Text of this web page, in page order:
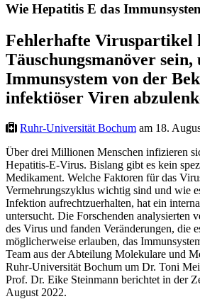
Wie Hepatitis E das
Fehlerhafte Viruspartikel
Täuschungsmanöver sein,
Immunsystem von der
infektiöser Viren
Ruhr-Universität Bochum am 18.
Über drei Millionen Menschen infizieren
Hepatitis-E-Virus. Bislang gibt es kein
Medikament. Welche Faktoren für das
Vermehrungszyklus wichtig sind und wie
Infektion aufrechtzuerhalten, hat ein
untersucht. Die Forschenden analysierten
des Virus und fanden Veränderungen, die
möglicherweise erlauben, das
Team aus der Abteilung Molekulare und
Ruhr-Universität Bochum um Dr. Toni
Prof. Dr. Eike Steinmann berichtet in der
August 2022.